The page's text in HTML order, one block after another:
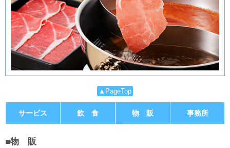
▲PageTop
サービス 飲 食 物 販 事務所
■物 販